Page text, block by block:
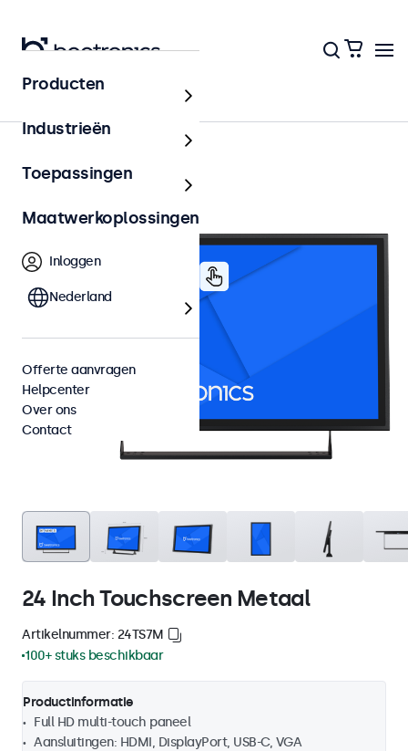
24 Inch Touchscreen Metaal
Artikelnummer: 24TS7M
100+ stuks beschikbaar
Productinformatie
Full HD multi-touch paneel
Aansluitingen: HDMI, DisplayPort, USB-C, VGA
Producten
Industrieën
Toepassingen
Maatwerkoplossingen
Inloggen
Nederland
Offerte aanvragen
Helpcenter
Over ons
Contact